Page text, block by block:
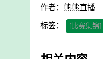
作者：熊熊直播
标签： [比赛集锦]